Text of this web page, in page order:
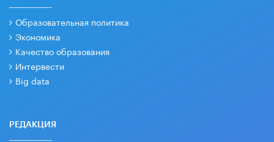
Образовательная политика
Экономика
Качество образования
Интервести
Big data
РЕДАКЦИЯ